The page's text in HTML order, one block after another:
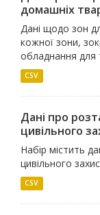
домашніх
Дані щодо зон
кожної зони,
обладнання для
CSV
Дані про
цивільного
Набір містить
цивільного
CSV